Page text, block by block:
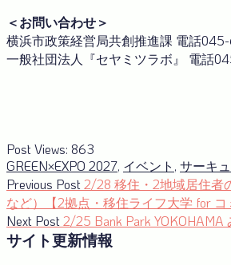
＜お問い合わせ＞
横浜市政策経営局共創推進課 電話
一般社団法人『セヤミツラボ』 電話
Post Views: 863
GREEN×EXPO 2027, イベント , サーキ
投
稿
ナ
Previous Post Previous
post:
2/28 移住・2地域居住者
など）【2拠点・移住ライフ大学 for コ
Next Post Next
post:
2/25 Bank Park
サイト更新情報